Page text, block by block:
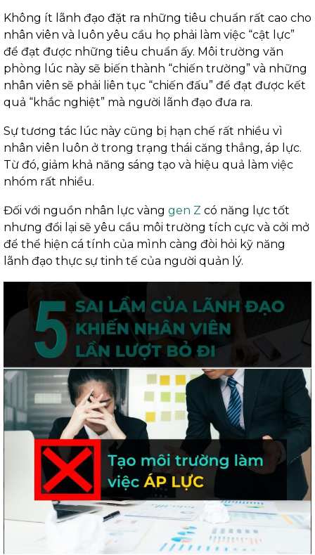
Không ít lãnh đạo đặt ra những tiêu chuẩn rất cao cho
nhân viên và luôn yêu cầu họ phải làm việc “cật lực”
để đạt được những tiêu chuẩn ấy. Môi trường văn
phòng lúc này sẽ biến thành “chiến trường” và những
nhân viên sẽ phải liên tục “chiến đấu” để đạt được kết
quả “khắc nghiệt” mà người lãnh đạo đưa ra.
Sự tương tác lúc này cũng bị hạn chế rất nhiều vì
nhân viên luôn ở trong trạng thái căng thẳng, áp lực.
Từ đó, giảm khả năng sáng tạo và hiệu quả làm việc
nhóm rất nhiều.
Đối với nguồn nhân lực vàng gen Z có năng lực tốt
nhưng đổi lại sẽ yêu cầu môi trường tích cực và cởi mở
để thể hiện cá tính của mình càng đòi hỏi kỹ năng
lãnh đạo thực sự tinh tế của người quản lý.